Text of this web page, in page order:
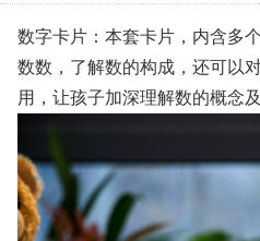
数字卡片：本套卡片，内含多
数数，了解数的构成，还可以
用，让孩子加深理解数的概念